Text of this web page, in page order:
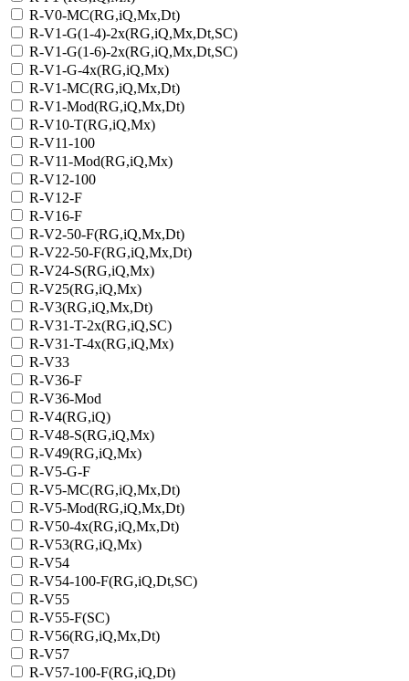
R-V0-MC(RG,iQ,Mx,Dt)
R-V1-G(1-4)-2х(RG,iQ,Mx,Dt,SC)
R-V1-G(1-6)-2x(RG,iQ,Mx,Dt,SC)
R-V1-G-4х(RG,iQ,Mx)
R-V1-MC(RG,iQ,Mx,Dt)
R-V1-Mod(RG,iQ,Mx,Dt)
R-V10-T(RG,iQ,Mx)
R-V11-100
R-V11-Mod(RG,iQ,Mx)
R-V12-100
R-V12-F
R-V16-F
R-V2-50-F(RG,iQ,Mx,Dt)
R-V22-50-F(RG,iQ,Mx,Dt)
R-V24-S(RG,iQ,Mx)
R-V25(RG,iQ,Mx)
R-V3(RG,iQ,Mx,Dt)
R-V31-T-2x(RG,iQ,SC)
R-V31-T-4x(RG,iQ,Mx)
R-V33
R-V36-F
R-V36-Mod
R-V4(RG,iQ)
R-V48-S(RG,iQ,Mx)
R-V49(RG,iQ,Mx)
R-V5-G-F
R-V5-MC(RG,iQ,Mx,Dt)
R-V5-Mod(RG,iQ,Mx,Dt)
R-V50-4x(RG,iQ,Mx,Dt)
R-V53(RG,iQ,Mx)
R-V54
R-V54-100-F(RG,iQ,Dt,SC)
R-V55
R-V55-F(SC)
R-V56(RG,iQ,Mx,Dt)
R-V57
R-V57-100-F(RG,iQ,Dt)